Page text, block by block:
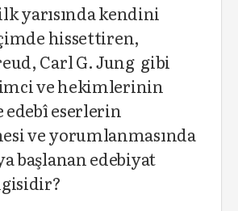
yarısında kendini
hissettiren,
Carl G. Jung gibi
ve hekimlerinin
eserlerin
ve yorumlanmasında
başlanan edebiyat